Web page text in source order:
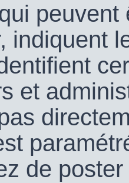
indiquent
et
de